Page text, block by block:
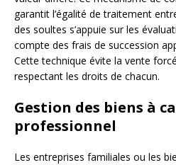
garantit l’égalité de traitement
des soultes s’appuie sur les
compte des frais de succession
Cette technique évite la vente
respectant les droits de chacun.
Gestion des biens à
professionnel
Les entreprises familiales ou les